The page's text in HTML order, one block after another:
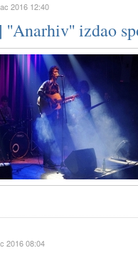
2016 12:40
izdao
2016 08:04